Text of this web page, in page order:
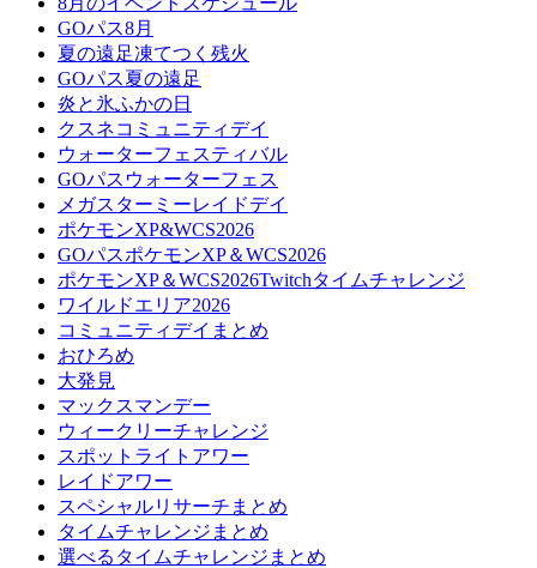
GOパス8月
夏の遠足凍てつく残火
GOパス夏の遠足
炎と氷ふかの日
クスネコミュニティデイ
ウォーターフェスティバル
GOパスウォーターフェス
メガスターミーレイドデイ
ポケモンXP&WCS2026
GOパスポケモンXP＆WCS2026
ポケモンXP＆WCS2026Twitchタイムチャレンジ
ワイルドエリア2026
コミュニティデイまとめ
おひろめ
大発見
マックスマンデー
ウィークリーチャレンジ
スポットライトアワー
レイドアワー
スペシャルリサーチまとめ
タイムチャレンジまとめ
選べるタイムチャレンジまとめ